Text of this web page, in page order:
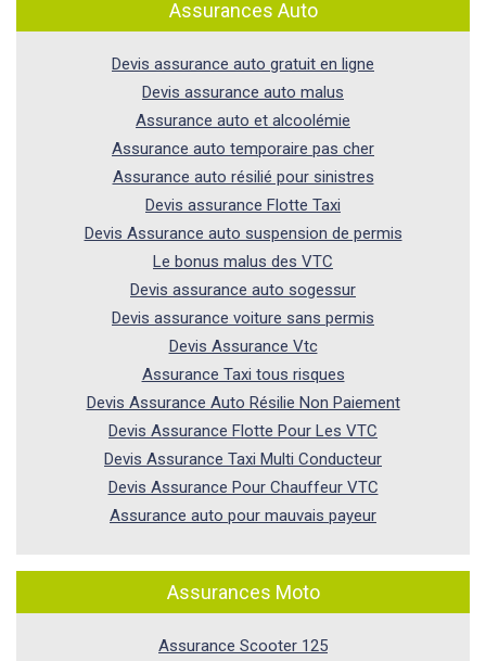
Assurances Auto
Devis assurance auto gratuit en ligne
Devis assurance auto malus
Assurance auto et alcoolémie
Assurance auto temporaire pas cher
Assurance auto résilié pour sinistres
Devis assurance Flotte Taxi
Devis Assurance auto suspension de permis
Le bonus malus des VTC
Devis assurance auto sogessur
Devis assurance voiture sans permis
Devis Assurance Vtc
Assurance Taxi tous risques
Devis Assurance Auto Résilie Non Paiement
Devis Assurance Flotte Pour Les VTC
Devis Assurance Taxi Multi Conducteur
Devis Assurance Pour Chauffeur VTC
Assurance auto pour mauvais payeur
Assurances Moto
Assurance Scooter 125